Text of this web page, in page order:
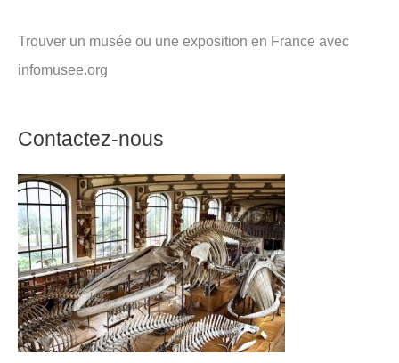
Trouver un musée ou une exposition en France avec
infomusee.org
Contactez-nous